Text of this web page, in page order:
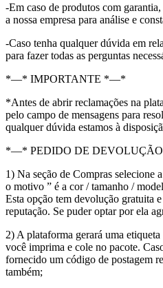
-Em caso de produtos com
a nossa empresa para análise e
-Caso tenha qualquer dúvida em
para fazer todas as perguntas
*—* IMPORTANTE *—*
*Antes de abrir reclamações na
pelo campo de mensagens para
qualquer dúvida estamos à
*—* PEDIDO DE
1) Na seção de Compras selecione
o motivo ” é a cor / tamanho /
Esta opção tem devolução gratuita
reputação. Se puder optar por ela
2) A plataforma gerará uma
você imprima e cole no pacote.
fornecido um código de postagem
também;